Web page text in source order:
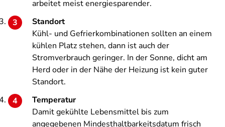
arbeitet meist energiesparender.
Standort
Kühl- und Gefrierkombinationen sollten an einem
kühlen Platz stehen, dann ist auch der
Stromverbrauch geringer. In der Sonne, dicht am
Herd oder in der Nähe der Heizung ist kein guter
Standort.
Temperatur
Damit gekühlte Lebensmittel bis zum
angegebenen Mindesthaltbarkeitsdatum frisch